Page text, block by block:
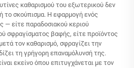
καθαρισμού του εξωτερικού δεν
το σκούπισμα. Η εφαρμογή ενός
— είτε παραδοσιακού κεριού
σφραγίσματος βαφής, είτε προϊόντος
τον καθαρισμό, σφραγίζει την
τη γρήγορη επαναμόλυνσή της.
εκείνο όπου επιτυγχάνεται με τον